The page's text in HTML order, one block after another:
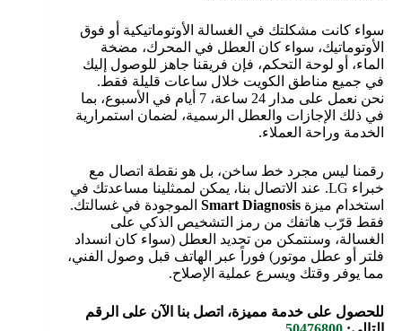
سواء كانت مشكلتك في الغسالة الأوتوماتيكية أو فوق
الأوتوماتيك، سواء كان العطل في المحرك، مضخة
الماء، أو لوحة التحكم، فإن فريقنا جاهز للوصول إليك
في جميع مناطق الكويت خلال ساعات قليلة فقط.
نحن نعمل على مدار 24 ساعة، 7 أيام في الأسبوع، بما
في ذلك الإجازات والعطل الرسمية، لضمان استمرارية
الخدمة وراحة العملاء.
رقمنا ليس مجرد خط ساخن، بل هو نقطة اتصال مع
خبراء LG. عند الاتصال بنا، يمكن لممثلينا مساعدتك في
استخدام ميزة Smart Diagnosis الموجودة في غسالتك.
فقط قرّب هاتفك من رمز التشخيص الذكي على
الغسالة، وسنتمكن من تحديد العطل (سواء كان انسداد
فلتر أو عطل موتور) فوراً عبر الهاتف قبل وصول الفني،
مما يوفر وقتك ويسرع عملية الإصلاح.
للحصول على خدمة مميزة، اتصل بنا الآن على الرقم